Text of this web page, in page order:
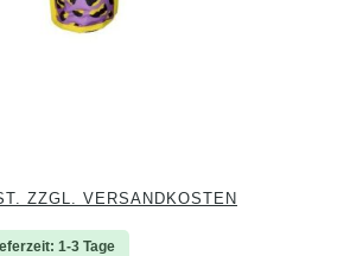
ZZGL. VERSANDKOSTEN
1-3 Tage